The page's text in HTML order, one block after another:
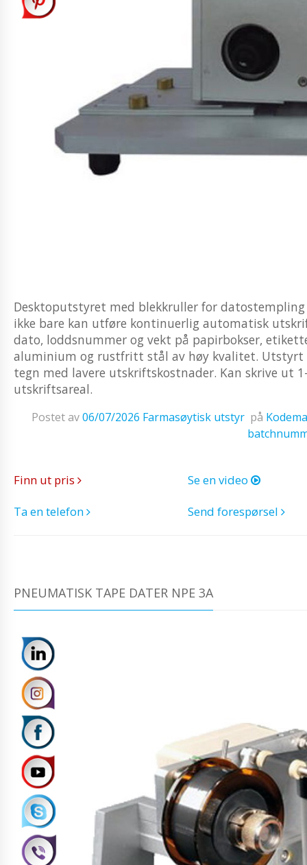
Desktoputstyret med blekkruller for
ikke bare kan utføre kontinuerlig automatisk
dato, loddsnummer og vekt på papirbokser,
aluminium og rustfritt stål av høy kvalitet. Utstyrt
tegn med lavere utskriftskostnader. Kan skrive ut
utskriftsareal.
Postet av06/07/2026 Farmasøytisk utstyr på
Finn ut pris
Se en video
Ta en telefon
Send forespørsel
PNEUMATISK TAPE DATER NPE 3A